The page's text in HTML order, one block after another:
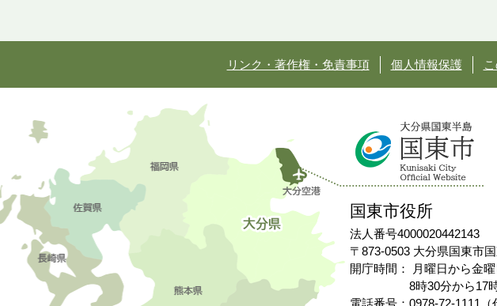
リンク・著作権・免責事項 個人情報保護
国東市役所
法人番号4000020442143
〒873-0503 大分県国東市
開庁時間：
月曜日から金曜
8時30分から17
電話番号：0978-72-1111（